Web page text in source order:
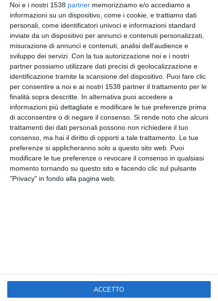
Noi e i nostri 1538 partner memorizziamo e/o accediamo a
informazioni su un dispositivo, come i cookie, e trattiamo dati
personali, come identificatori univoci e informazioni standard
inviate da un dispositivo per annunci e contenuti personalizzati,
misurazione di annunci e contenuti, analisi dell'audience e
sviluppo dei servizi. Con la tua autorizzazione noi e i nostri
partner possiamo utilizzare dati precisi di geolocalizzazione e
identificazione tramite la scansione del dispositivo. Puoi fare clic
per consentire a noi e ai nostri 1538 partner il trattamento per le
finalità sopra descritte. In alternativa puoi accedere a
informazioni più dettagliate e modificare le tue preferenze prima
di acconsentire o di negare il consenso. Si rende noto che alcuni
trattamenti dei dati personali possono non richiedere il tuo
consenso, ma hai il diritto di opporti a tale trattamento. Le tue
preferenze si applicheranno solo a questo sito web. Puoi
modificare le tue preferenze o revocare il consenso in qualsiasi
momento tornando su questo sito e facendo clic sul pulsante
"Privacy" in fondo alla pagina web.
ACCETTO
INVIA QUESTA CARTOLINA
via Email(GRATUITO)
CONDIVIDI QUESTA
CARTOLINA
Facebook, Twitter, WhatsApp, ...
VEDI ALTRE CARTOLINE DI
QUESTE CATEGORIE
Cartoline Passatempo
Cartoline Week-end